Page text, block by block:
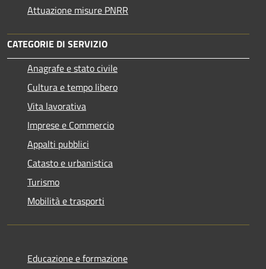
Attuazione misure PNRR
CATEGORIE DI SERVIZIO
Anagrafe e stato civile
Cultura e tempo libero
Vita lavorativa
Imprese e Commercio
Appalti pubblici
Catasto e urbanistica
Turismo
Mobilità e trasporti
Educazione e formazione